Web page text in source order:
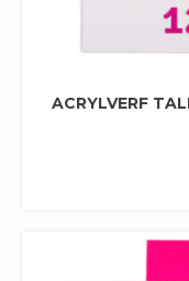
ACRYLVERF